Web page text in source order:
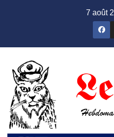
7 août